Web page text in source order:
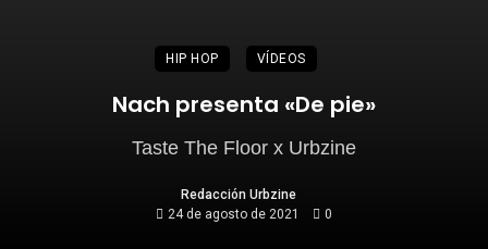
HIP HOP VÍDEOS
Nach presenta «De pie»
Taste The Floor x Urbzine
Redacción Urbzine
24 de agosto de 2021
0